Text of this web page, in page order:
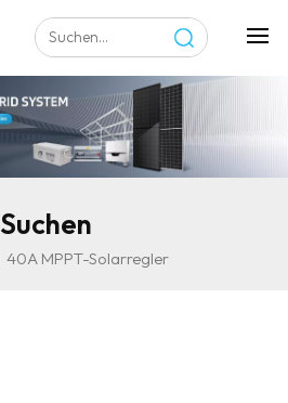
Suchen
40A MPPT-Solarregler